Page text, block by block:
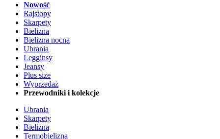
Nowość
Rajstopy
Skarpety
Bielizna
Bielizna nocna
Ubrania
Legginsy
Jeansy
Plus size
Wyprzedaż
Przewodniki i kolekcje
Ubrania
Skarpety
Bielizna
Termobielizna